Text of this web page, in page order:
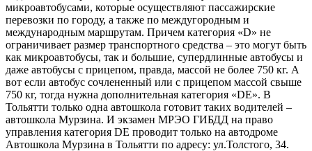
микроавтобусами, которые осуществляют пассажирские
перевозки по городу, а также по междугородным и
международным маршрутам. Причем категория «D» не
ограничивает размер транспортного средства – это могут быть
как микроавтобусы, так и большие, супердлинные автобусы и
даже автобусы с прицепом, правда, массой не более 750 кг. А
вот если автобус сочлененный или с прицепом массой свыше
750 кг, тогда нужна дополнительная категория «DE». В
Тольятти только одна автошкола готовит таких водителей –
автошкола Мурзина. И экзамен МРЭО ГИБДД на право
управления категория DE проводит только на автодроме
Автошкола Мурзина в Тольятти по адресу: ул.Толстого, 34.